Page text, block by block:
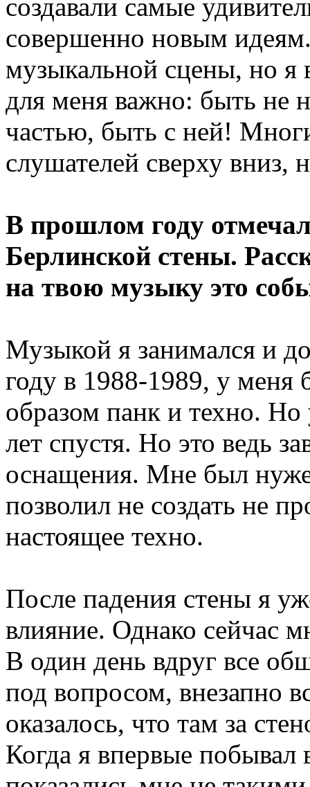
создавали самые
совершенно новым
музыкальной сцены, но я
для меня важно: быть не
частью, быть с ней!
слушателей сверху вниз,
В прошлом году
Берлинской стены.
на твою музыку это
Музыкой я занимался и
году в 1988-1989, у меня
образом панк и техно. Но
лет спустя. Но это ведь
оснащения. Мне был
позволил не создать не
настоящее техно.
После падения стены я
влияние. Однако сейчас
В один день вдруг все
под вопросом, внезапно
оказалось, что там за
Когда я впервые